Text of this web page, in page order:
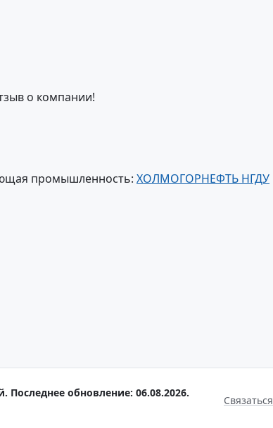
о компании!
промышленность: ХОЛМОГОРНЕФТЬ НГДУ
Последнее обновление: 06.08.2026.
Связаться